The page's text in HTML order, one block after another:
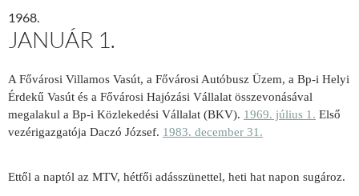
1968.
JANUÁR 1.
A Fővárosi Villamos Vasút, a Fővárosi Autóbusz Üzem, a Bp-i Helyi
Érdekű Vasút és a Fővárosi Hajózási Vállalat összevonásával
megalakul a Bp-i Közlekedési Vállalat (BKV). 1969. július 1. Első
vezérigazgatója Daczó József. 1983. december 31.
Ettől a naptól az MTV, hétfői adásszünettel, heti hat napon sugároz.